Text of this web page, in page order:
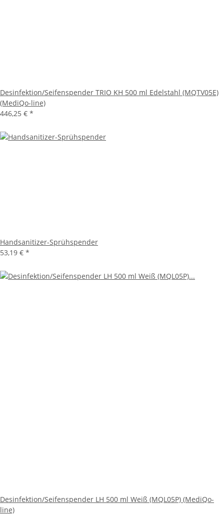
Desinfektion/Seifenspender TRIO KH 500 ml Edelstahl (MQTV05E)
(MediQo-line)
446,25 € *
Handsanitizer-Sprühspender
53,19 € *
Desinfektion/Seifenspender LH 500 ml Weiß (MQL05P) (MediQo-
line)